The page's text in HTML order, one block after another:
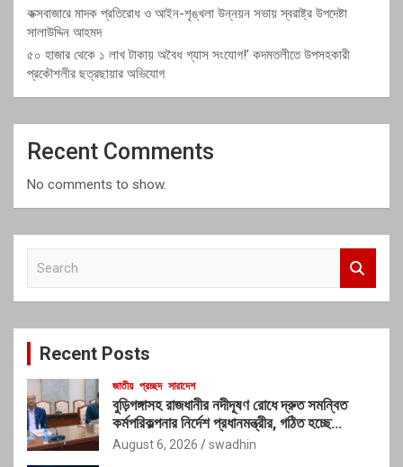
কক্সবাজারে মাদক প্রতিরোধ ও আইন-শৃঙ্খলা উন্নয়ন সভায় স্বরাষ্ট্র উপদেষ্টা
সালাউদ্দিন আহমদ
৫০ হাজার থেকে ১ লাখ টাকায় অবৈধ গ্যাস সংযোগ!’ কদমতলীতে উপসহকারী
প্রকৌশলীর ছত্রছায়ার অভিযোগ
Recent Comments
No comments to show.
c
Recent Posts
জাতীয় প্রচ্ছদ সারাদেশ
বুড়িগঙ্গাসহ রাজধানীর নদীদূষণ রোধে দ্রুত সমন্বিত
কর্মপরিকল্পনার নির্দেশ প্রধানমন্ত্রীর, গঠিত হচ্ছে
আন্তঃসংস্থা সমন্বয় কমিটি
August 6, 2026 swadhin